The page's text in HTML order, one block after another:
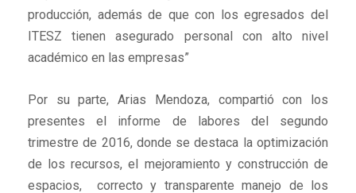
producción, además de que con los egresados del
ITESZ tienen asegurado personal con alto nivel
académico en las empresas”
Por su parte, Arias Mendoza, compartió con los
presentes el informe de labores del segundo
trimestre de 2016, donde se destaca la optimización
de los recursos, el mejoramiento y construcción de
espacios, correcto y transparente manejo de los